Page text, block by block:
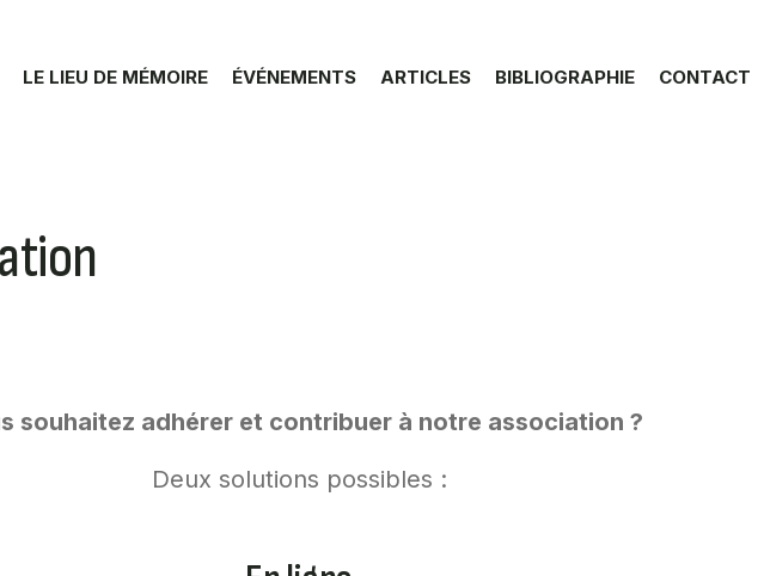
LE LIEU DE MÉMOIRE ÉVÉNEMENTS ARTICLES BIBLIOGRAPHIE CONTACT
souhaitez adhérer et contribuer à notre association ?
Deux solutions possibles :